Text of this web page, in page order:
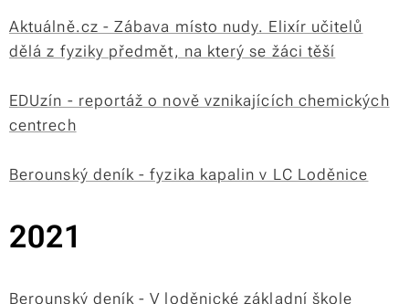
Aktuálně.cz - Zábava místo nudy. Elixír učitelů
dělá z fyziky předmět, na který se žáci těší
EDUzín - reportáž o nově vznikajících chemických
centrech
Berounský deník - fyzika kapalin v LC Loděnice
2021
Berounský deník - V loděnické základní škole